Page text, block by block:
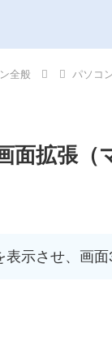
全般 パソコ
面拡張（
示させ、画